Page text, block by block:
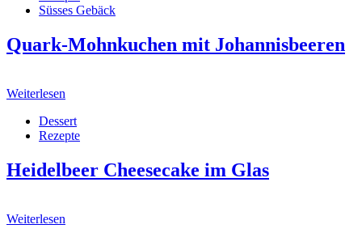
Süsses Gebäck
Quark-Mohnkuchen mit Johannisbeeren
Weiterlesen
Dessert
Rezepte
Heidelbeer Cheesecake im Glas
Weiterlesen